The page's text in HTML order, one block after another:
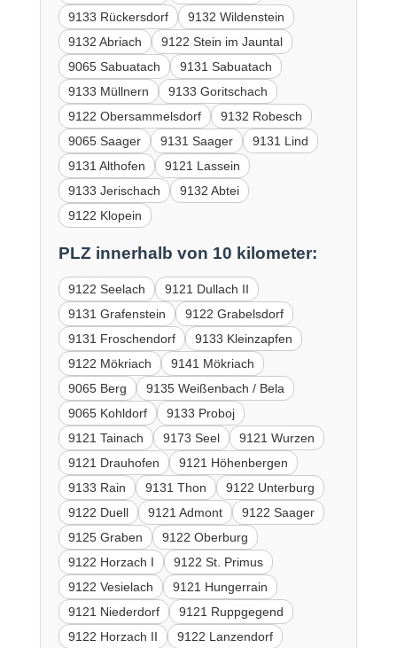
9133 Rückersdorf
9132 Wildenstein
9132 Abriach
9122 Stein im Jauntal
9065 Sabuatach
9131 Sabuatach
9133 Müllnern
9133 Goritschach
9122 Obersammelsdorf
9132 Robesch
9065 Saager
9131 Saager
9131 Lind
9131 Althofen
9121 Lassein
9133 Jerischach
9132 Abtei
9122 Klopein
PLZ innerhalb von 10 kilometer:
9122 Seelach
9121 Dullach II
9131 Grafenstein
9122 Grabelsdorf
9131 Froschendorf
9133 Kleinzapfen
9122 Mökriach
9141 Mökriach
9065 Berg
9135 Weißenbach / Bela
9065 Kohldorf
9133 Proboj
9121 Tainach
9173 Seel
9121 Wurzen
9121 Drauhofen
9121 Höhenbergen
9133 Rain
9131 Thon
9122 Unterburg
9122 Duell
9121 Admont
9122 Saager
9125 Graben
9122 Oberburg
9122 Horzach I
9122 St. Primus
9122 Vesielach
9121 Hungerrain
9121 Niederdorf
9121 Ruppgegend
9122 Horzach II
9122 Lanzendorf